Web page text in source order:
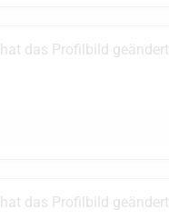
hat das Profilbild geändert
hat das Profilbild geändert